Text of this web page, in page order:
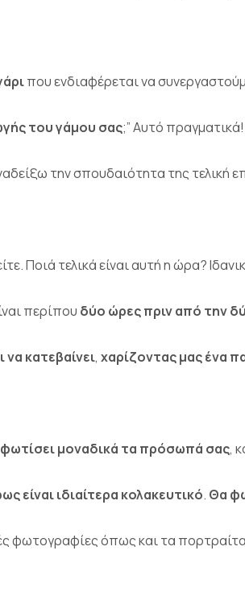
που ενδιαφέρεται να
του γάμου σας;” Αυτό
την σπουδαιότητα της τελική
Ποιά τελικά είναι αυτή η ώρα?
περίπου δύο ώρες πριν από την
να κατεβαίνει, χαρίζοντας μας ένα
μοναδικά τα πρόσωπά σας,
είναι ιδιαίτερα κολακευτικό. Θα
φωτογραφίες όπως και τα